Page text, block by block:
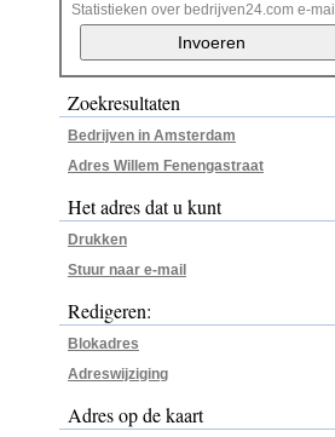
Statistieken over bedrijven24.com e-mail
Zoekresultaten
Bedrijven in Amsterdam
Adres Willem Fenengastraat
Het adres dat u kunt
Drukken
Stuur naar e-mail
Redigeren:
Blokadres
Adreswijziging
Adres op de kaart